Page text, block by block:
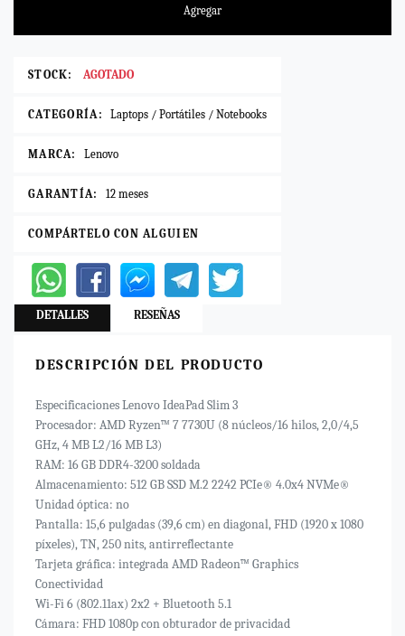
Agregar
STOCK: AGOTADO
CATEGORÍA: Laptops / Portátiles / Notebooks
MARCA: Lenovo
GARANTÍA: 12 meses
COMPÁRTELO CON ALGUIEN
DETALLES RESEÑAS
DESCRIPCIÓN DEL PRODUCTO
Especificaciones Lenovo IdeaPad Slim 3
Procesador: AMD Ryzen™ 7 7730U (8 núcleos/16 hilos, 2,0/4,5
GHz, 4 MB L2/16 MB L3)
RAM: 16 GB DDR4-3200 soldada
Almacenamiento: 512 GB SSD M.2 2242 PCIe® 4.0x4 NVMe®
Unidad óptica: no
Pantalla: 15,6 pulgadas (39,6 cm) en diagonal, FHD (1920 x 1080
píxeles), TN, 250 nits, antirreflectante
Tarjeta gráfica: integrada AMD Radeon™ Graphics
Conectividad
Wi-Fi 6 (802.11ax) 2x2 + Bluetooth 5.1
Cámara: FHD 1080p con obturador de privacidad